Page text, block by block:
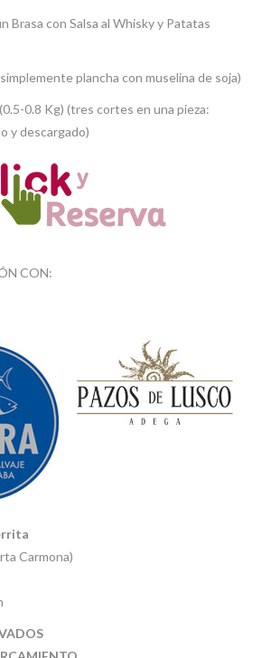
Brasa con Salsa al Whisky y Patatas
plancha con muselina de soja)
0.8 Kg) (tres cortes en una pieza:
y descargado)
CON:
Carmona)